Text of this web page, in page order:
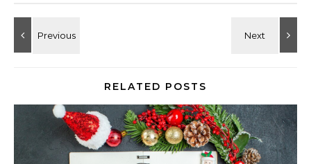
RELATED POSTS